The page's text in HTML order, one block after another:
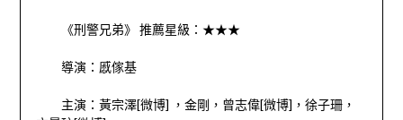
《刑警兄弟》 推薦星級：★★★
導演：慼傢基
主演：黃宗澤[微博] ，金剛，曾志偉[微博]，徐子珊，